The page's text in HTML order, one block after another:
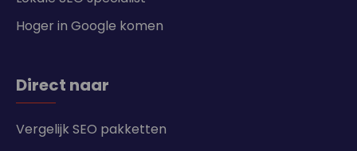
Hoger in Google komen
Direct naar
Vergelijk SEO pakketten